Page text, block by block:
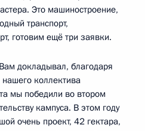
Это машиностроение,
транспорт,
готовим ещё три заявки.
докладывал, благодаря
коллектива
мы победили во втором
кампуса. В этом году
очень проект, 42 гектара,